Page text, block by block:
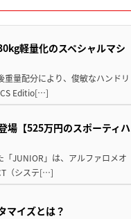
軽量化のスペシャルマシ
量配分により、俊敏なハンドリ
CS Editio[…]
場【525万円のスポーティハ
JUNIOR」は、アルファロメオ
（システ[…]
マイズとは？